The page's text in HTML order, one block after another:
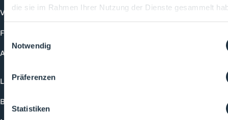
die sie im Rahmen Ihrer Nutzung der Dienste gesammelt
Einwilligungsauswahl
Notwendig
Präferenzen
Statistiken
Vorträge
Future-Faces
Academy
Login
Buchungsmöglichkeiten